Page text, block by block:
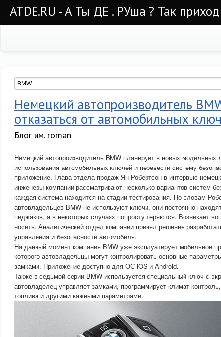
ATDE.RU - А Ты ДЕ . РУша ? Так
Немецкий автопроизводитель
отказаться от автомобильных
Блог им. roman
Немецкий автопроизводитель BMW планирует в новых модельных
использования автомобильных ключей и перевести систему
приложение. Глава отдела продаж Ян Робертсон в интервью
инженеры компании рассматривают несколько вариантов систем
каждая система находится на стадии тестирования. По словам
автовладельцев BMW не используют ключи, они постоянно
пиджаков, а в некоторых случаях попросту теряются. Возникает
носить. Аналитический отдел компании принял решение
управления и безопасности автомобиля.
На данный момент компания BMW уже эксплуатирует мобильное
которого автовладельцы могут контролировать основные
замками. Приложение доступно для ОС iOS и Android.
Также в седьмой серии BMW используется специальный ключ с
автовладелец управляет замками, программирует климат-
топлива и другими важными параметрами.